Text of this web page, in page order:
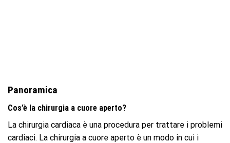
Panoramica
Cos’è la chirurgia a cuore aperto?
La chirurgia cardiaca è una procedura per trattare i problemi
cardiaci. La chirurgia a cuore aperto è un modo in cui i